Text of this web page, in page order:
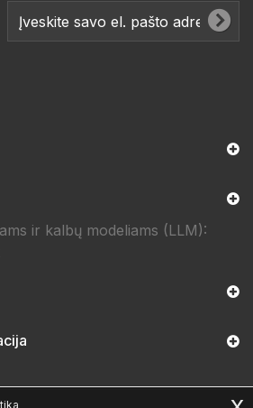
ir kalbų modeliams (LLM):